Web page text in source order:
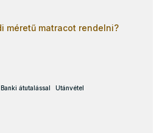
méretű matracot rendelni?
Banki átutalással Utánvétel